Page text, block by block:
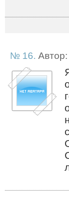
№ 16. Автор: